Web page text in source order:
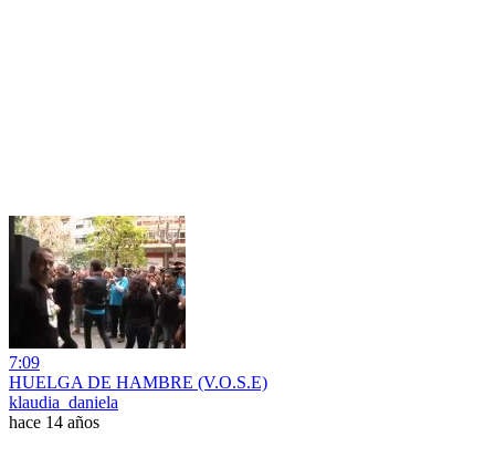
7:09
HUELGA DE HAMBRE (V.O.S.E)
klaudia_daniela
hace 14 años